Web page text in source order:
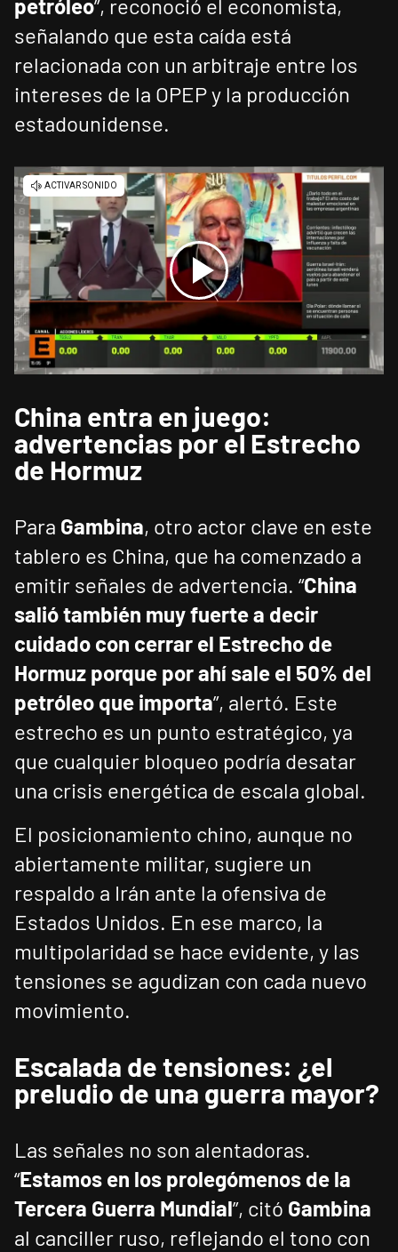
petróleo”, reconoció el economista,
señalando que esta caída está
relacionada con un arbitraje entre los
intereses de la OPEP y la producción
estadounidense.
China entra en juego:
advertencias por el Estrecho
de Hormuz
Para Gambina, otro actor clave en este
tablero es China, que ha comenzado a
emitir señales de advertencia. “China
salió también muy fuerte a decir
cuidado con cerrar el Estrecho de
Hormuz porque por ahí sale el 50% del
petróleo que importa”, alertó. Este
estrecho es un punto estratégico, ya
que cualquier bloqueo podría desatar
una crisis energética de escala global.
El posicionamiento chino, aunque no
abiertamente militar, sugiere un
respaldo a Irán ante la ofensiva de
Estados Unidos. En ese marco, la
multipolaridad se hace evidente, y las
tensiones se agudizan con cada nuevo
movimiento.
Escalada de tensiones: ¿el
preludio de una guerra mayor?
Las señales no son alentadoras.
“Estamos en los prolegómenos de la
Tercera Guerra Mundial”, citó Gambina
al canciller ruso, reflejando el tono con